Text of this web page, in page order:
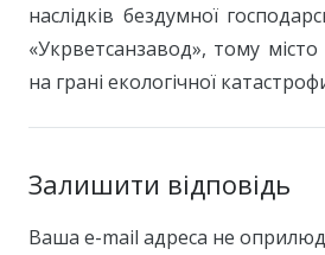
наслідків бездумної
«Укрветсанзавод», тому
на грані екологічної
Залишити відповідь
Ваша e-mail адреса не